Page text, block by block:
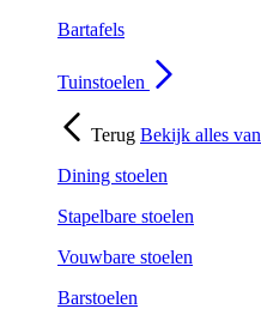
Bartafels
Tuinstoelen
Terug Bekijk alles van
Dining stoelen
Stapelbare stoelen
Vouwbare stoelen
Barstoelen